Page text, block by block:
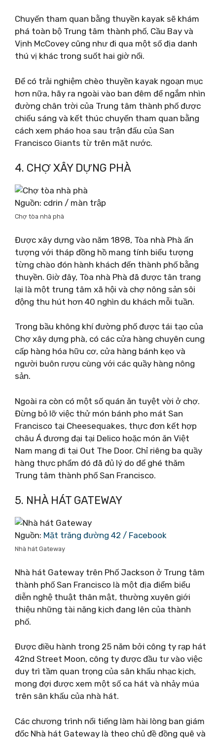
Chuyến tham quan bằng thuyền kayak sẽ khám
phá toàn bộ Trung tâm thành phố, Cầu Bay và
Vịnh McCovey cũng như đi qua một số địa danh
thú vị khác trong suốt hai giờ nổi.
Để có trải nghiệm chèo thuyền kayak ngoạn mục
hơn nữa, hãy ra ngoài vào ban đêm để ngắm nhìn
đường chân trời của Trung tâm thành phố được
chiếu sáng và kết thúc chuyến tham quan bằng
cách xem pháo hoa sau trận đấu của San
Francisco Giants từ trên mặt nước.
4. CHỢ XÂY DỰNG PHÀ
Nguồn: cdrin / màn trập
Chợ tòa nhà phà
Được xây dựng vào năm 1898, Tòa nhà Phà ấn
tượng với tháp đồng hồ mang tính biểu tượng
từng chào đón hành khách đến thành phố bằng
thuyền. Giờ đây, Tòa nhà Phà đã được tân trang
lại là một trung tâm xã hội và chợ nông sản sôi
động thu hút hơn 40 nghìn du khách mỗi tuần.
Trong bầu không khí đường phố được tái tạo của
Chợ xây dựng phà, có các cửa hàng chuyên cung
cấp hàng hóa hữu cơ, cửa hàng bánh kẹo và
người buôn rượu cùng với các quầy hàng nông
sản.
Ngoài ra còn có một số quán ăn tuyệt vời ở chợ.
Đừng bỏ lỡ việc thử món bánh pho mát San
Francisco tại Cheesequakes, thực đơn kết hợp
châu Á đương đại tại Delico hoặc món ăn Việt
Nam mang đi tại Out The Door. Chỉ riêng ba quầy
hàng thực phẩm đó đã đủ lý do để ghé thăm
Trung tâm thành phố San Francisco.
5. NHÀ HÁT GATEWAY
Nguồn: Mặt trăng đường 42 / Facebook
Nhà hát Gateway
Nhà hát Gateway trên Phố Jackson ở Trung tâm
thành phố San Francisco là một địa điểm biểu
diễn nghệ thuật thân mật, thường xuyên giới
thiệu những tài năng kịch đang lên của thành
phố.
Được điều hành trong 25 năm bởi công ty rạp hát
42nd Street Moon, công ty được đầu tư vào việc
duy trì tầm quan trọng của sân khấu nhạc kịch,
mong đợi được xem một số ca hát và nhảy múa
trên sân khấu của nhà hát.
Các chương trình nổi tiếng làm hài lòng ban giám
đốc Nhà hát Gateway là theo chủ đề đồng quê và